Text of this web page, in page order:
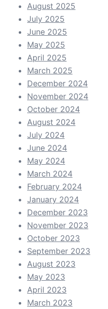
August 2025
July 2025
June 2025
May 2025
April 2025
March 2025
December 2024
November 2024
October 2024
August 2024
July 2024
June 2024
May 2024
March 2024
February 2024
January 2024
December 2023
November 2023
October 2023
September 2023
August 2023
May 2023
April 2023
March 2023